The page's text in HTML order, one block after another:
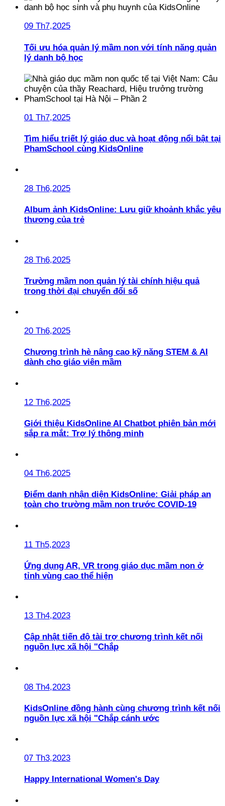
09 Th7,2025
Tối ưu hóa quản lý mầm non với tính năng quản
lý danh bộ học
01 Th7,2025
Tìm hiểu triết lý giáo dục và hoạt động nổi bật tại
PhamSchool cùng KidsOnline
28 Th6,2025
Album ảnh KidsOnline: Lưu giữ khoảnh khắc yêu
thương của trẻ
28 Th6,2025
Trường mầm non quản lý tài chính hiệu quả
trong thời đại chuyển đổi số
20 Th6,2025
Chương trình hè nâng cao kỹ năng STEM & AI
dành cho giáo viên mầm
12 Th6,2025
Giới thiệu KidsOnline AI Chatbot phiên bản mới
sắp ra mắt: Trợ lý thông minh
04 Th6,2025
Điểm danh nhận diện KidsOnline: Giải pháp an
toàn cho trường mầm non trước COVID-19
11 Th5,2023
Ứng dụng AR, VR trong giáo dục mầm non ở
tỉnh vùng cao thể hiện
13 Th4,2023
Cập nhật tiến độ tài trợ chương trình kết nối
nguồn lực xã hội "Chắp
08 Th4,2023
KidsOnline đồng hành cùng chương trình kết nối
nguồn lực xã hội "Chắp cánh ước
07 Th3,2023
Happy International Women's Day